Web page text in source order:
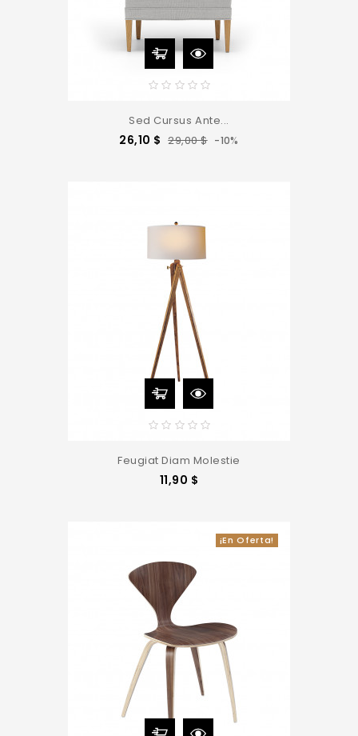
Sed Cursus Ante...
26,10 $ Precio
29,00 $ Precio
-10%
Feugiat Diam Molestie
11,90 $
¡En Oferta!